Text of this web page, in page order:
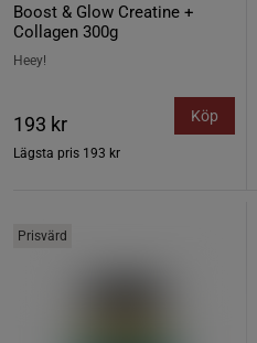
Boost & Glow Creatine +
Collagen 300g
Heey!
193 kr
Lägsta pris 193 kr
Köp
Prisvärd